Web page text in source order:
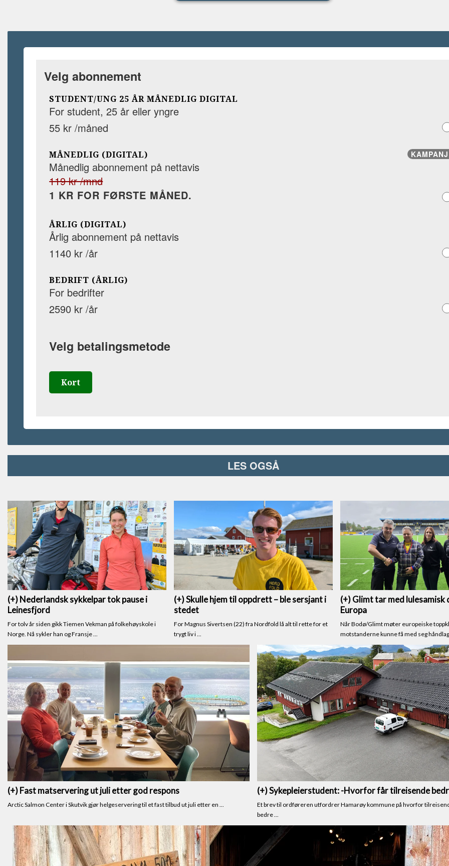
Velg abonnement
STUDENT/UNG 25 ÅR MÅNEDLIG DIGITAL
For student, 25 år eller yngre
55 kr /måned
MÅNEDLIG (DIGITAL)
Månedlig abonnement på nettavis
119 kr /mnd
1 KR FOR FØRSTE MÅNED.
ÅRLIG (DIGITAL)
Årlig abonnement på nettavis
1140 kr /år
BEDRIFT (ÅRLIG)
For bedrifter
2590 kr /år
Velg betalingsmetode
Kort
LES OGSÅ